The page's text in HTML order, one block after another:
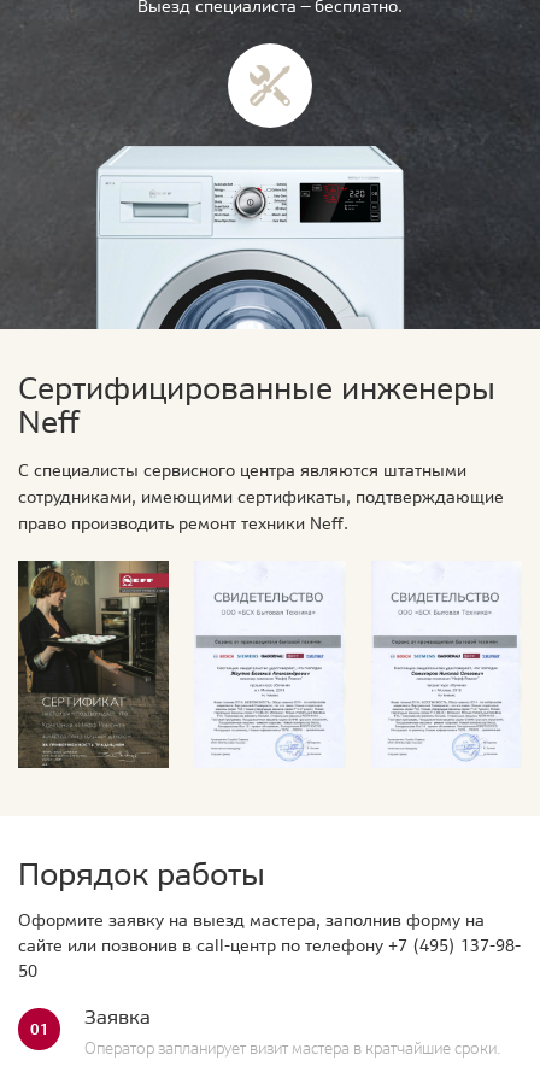
Выезд специалиста — бесплатно.
Сертифицированные инженеры
Neff
С специалисты сервисного центра являются штатными
сотрудниками, имеющими сертификаты, подтверждающие
право производить ремонт техники Neff.
Порядок работы
Оформите заявку на выезд мастера, заполнив форму на
сайте или позвонив в call-центр по телефону +7 (495) 137-98-
50
01 Заявка
Оператор запланирует визит мастера в кратчайшие сроки.